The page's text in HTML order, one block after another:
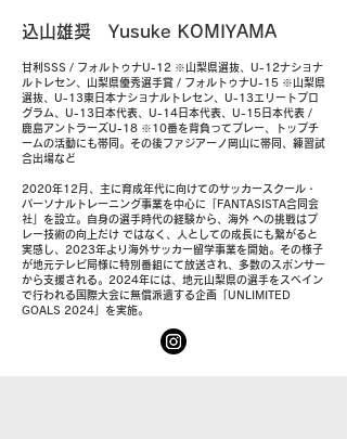
込山雄奨 Yusuke KOMIYAMA
​甘利SSS / フォルトゥナU-12 ※山梨県選抜、U-12ナショナ
ルトレセン、山梨県優秀選手賞 / フォルトゥナU-15 ※山梨県
選抜、U-13東日本ナショナルトレセン、U-13エリートプロ
グラム、U-13日本代表、U-14日本代表、U-15日本代表 /
鹿島アントラーズU-18 ※10番を背負ってプレー、トップチ
ームの活動にも帯同。その後ファジアーノ岡山に帯同、練習試
合出場など
2020年12月、主に育成年代に向けてのサッカースクール・
パーソナルトレーニング事業を中心に「FANTASISTA合同会
社」を設立。自身の選手時代の経験から、海外 への挑戦はプ
レー技術の向上だけ ではなく、人としての成長にも繋がると
実感し、2023年より海外サッカー留学事業を開始。その様子
が地元テレビ局様に特別番組にて放送され、多数のスポンサー
から支援される。2024年には、地元山梨県の選手をスペイン
で行われる国際大会に無償派遣する企画「UNLIMITED
GOALS 2024」を実施。